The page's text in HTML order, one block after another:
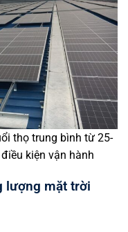
thọ trung bình từ 25-
kiện vận hành
lượng mặt trời